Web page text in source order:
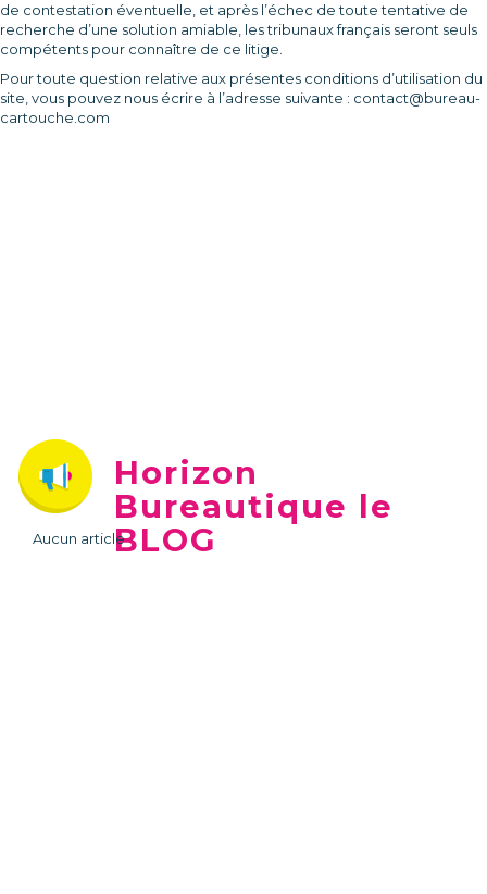
de contestation éventuelle, et après l’échec de toute tentative de
recherche d’une solution amiable, les tribunaux français seront seuls
compétents pour connaître de ce litige.
Pour toute question relative aux présentes conditions d’utilisation du
site, vous pouvez nous écrire à l’adresse suivante : contact@bureau-
cartouche.com
Horizon
Bureautique le
BLOG
Aucun article